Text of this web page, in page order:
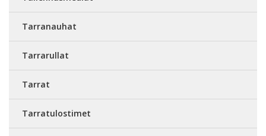
Tarranauhat
Tarrarullat
Tarrat
Tarratulostimet